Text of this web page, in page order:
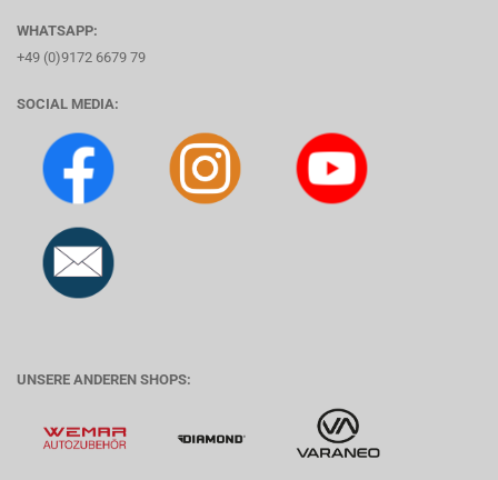
WHATSAPP:
+49 (0)9172 6679 79
SOCIAL MEDIA:
UNSERE ANDEREN SHOPS: